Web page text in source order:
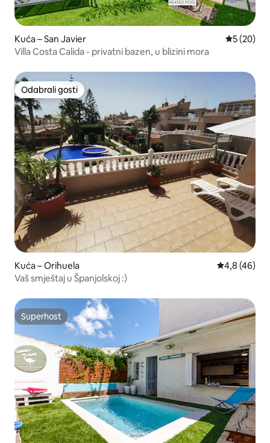
Kuća – San Javier Prosječna
5 (20)
Villa Costa Calida - privatni bazen, u blizini mora
Odabrali gosti
Odabrali gosti
Kuća – Orihuela Prosječna
4,8 (46)
Vaš smještaj u Španjolskoj :)
Superhost
Superhost